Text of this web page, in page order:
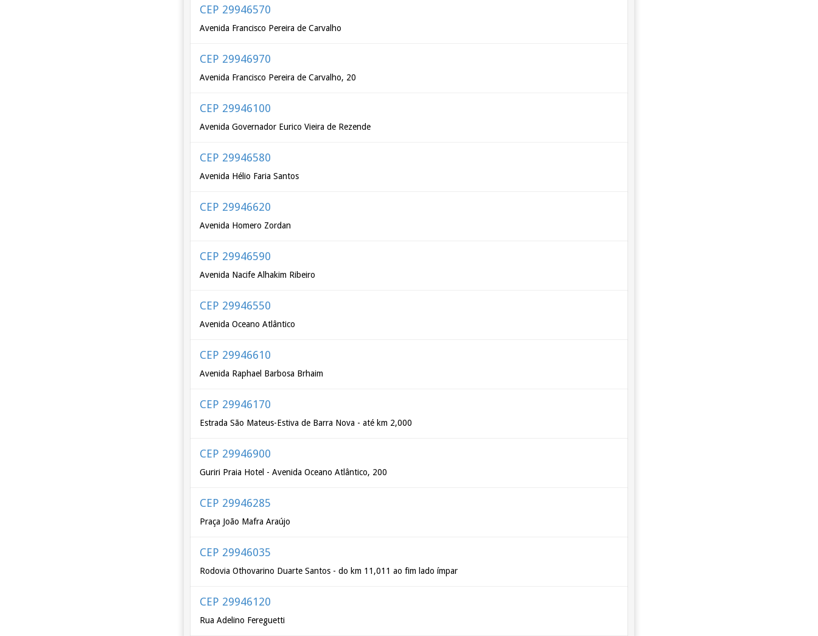
CEP 29946570
Avenida Francisco Pereira de Carvalho
CEP 29946970
Avenida Francisco Pereira de Carvalho, 20
CEP 29946100
Avenida Governador Eurico Vieira de Rezende
CEP 29946580
Avenida Hélio Faria Santos
CEP 29946620
Avenida Homero Zordan
CEP 29946590
Avenida Nacife Alhakim Ribeiro
CEP 29946550
Avenida Oceano Atlântico
CEP 29946610
Avenida Raphael Barbosa Brhaim
CEP 29946170
Estrada São Mateus-Estiva de Barra Nova - até km 2,000
CEP 29946900
Guriri Praia Hotel - Avenida Oceano Atlântico, 200
CEP 29946285
Praça João Mafra Araújo
CEP 29946035
Rodovia Othovarino Duarte Santos - do km 11,011 ao fim lado ímpar
CEP 29946120
Rua Adelino Fereguetti